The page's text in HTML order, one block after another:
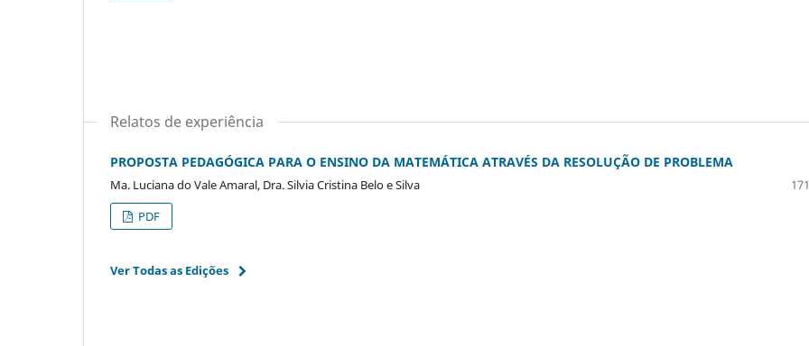
Relatos de experiência
PROPOSTA PEDAGÓGICA PARA O ENSINO DA MATEMÁTICA ATRAVÉS DA RESOLUÇÃO DE PROBLEMA
Ma. Luciana do Vale Amaral, Dra. Silvia Cristina Belo e Silva
PDF
Ver Todas as Edições